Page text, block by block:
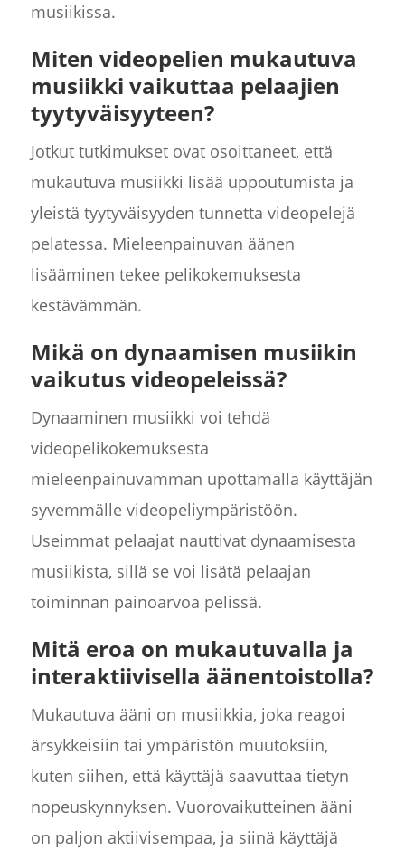
musiikissa.
Miten videopelien mukautuva
musiikki vaikuttaa pelaajien
tyytyväisyyteen?
Jotkut tutkimukset ovat osoittaneet, että
mukautuva musiikki lisää uppoutumista ja
yleistä tyytyväisyyden tunnetta videopelejä
pelatessa. Mieleenpainuvan äänen
lisääminen tekee pelikokemuksesta
kestävämmän.
Mikä on dynaamisen musiikin
vaikutus videopeleissä?
Dynaaminen musiikki voi tehdä
videopelikokemuksesta
mieleenpainuvamman upottamalla käyttäjän
syvemmälle videopeliympäristöön.
Useimmat pelaajat nauttivat dynaamisesta
musiikista, sillä se voi lisätä pelaajan
toiminnan painoarvoa pelissä.
Mitä eroa on mukautuvalla ja
interaktiivisella äänentoistolla?
Mukautuva ääni on musiikkia, joka reagoi
ärsykkeisiin tai ympäristön muutoksiin,
kuten siihen, että käyttäjä saavuttaa tietyn
nopeuskynnyksen. Vuorovaikutteinen ääni
on paljon aktiivisempaa, ja siinä käyttäjä